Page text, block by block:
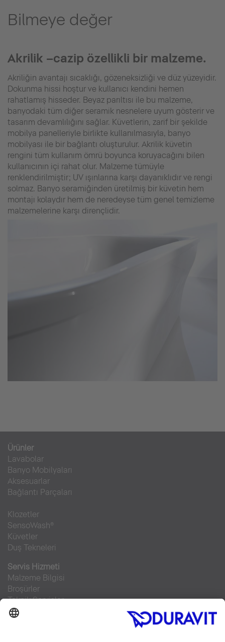
Bilmeye değer
Akrilik –cazip özellikli bir malzeme.
Akriliğin avantajı sıcaklığı, gözeneksizliği ve düz yüzeyidir.
Dokunma hissi hoştur ve kullanıcı kendini hemen
rahatlamış hisseder. Beyaz parıltısı ile bu malzeme,
banyodaki tüm diğer seramik nesnelere uyum gösterir ve
tasarım devamlılığını sağlar. Küvetlerin, zarif bir şekilde
mobilya panelleriyle birlikte kullanılmasıyla, banyo
mobilyası ile bir bağlantı oluşturulur. Akrilik küvetin
rengini tüm kullanım ömrü boyunca koruyacağını bilen
kullanıcının içi rahat olur. Malzeme tümüyle
renklendirilmiştir; UV ışınlarına karşı dayanıklıdır ve rengi
solmaz. Banyo seramiğinden üretilmiş bir küvetin hem
montajı kolaydır hem de neredeyse tüm genel temizleme
malzemelerine karşı dirençlidir.
Ürünler
Lavabolar
Banyo Mobilyaları
Aksesuarlar
Bağlantı Parçaları
Klozetler
SensoWash®
Küvetler
Duş Tekneleri
Servis Hizmeti
Malzeme Bilgisi
Broşürler
Teknik Servisler
Sıkça sorulan sorular